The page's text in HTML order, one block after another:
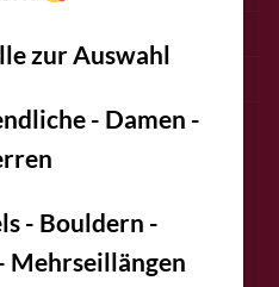
zur Auswahl
- Damen -
- Bouldern -